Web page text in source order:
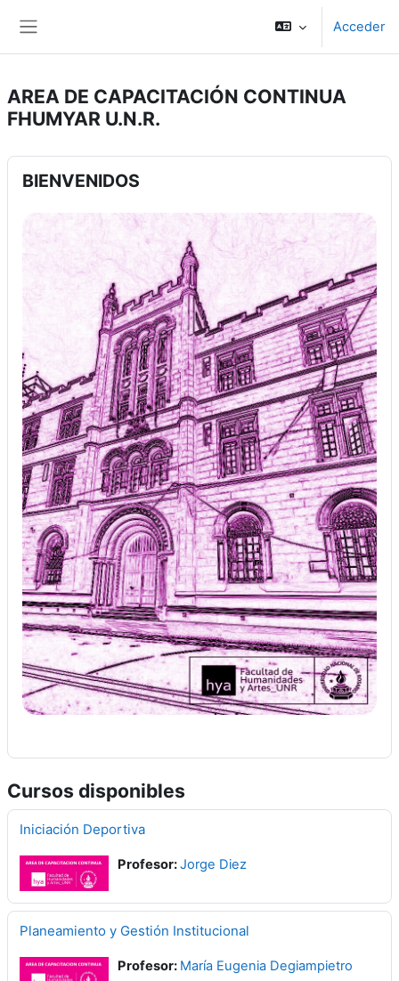
Acceder
AREA DE CAPACITACIÓN CONTINUA
FHUMYAR U.N.R.
BIENVENIDOS
Cursos disponibles
Iniciación Deportiva
Profesor:Jorge Diez
Planeamiento y Gestión Institucional
Profesor: María Eugenia Degiampietro